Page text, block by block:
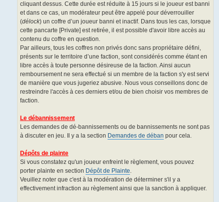
cliquant dessus. Cette durée est réduite à 15 jours si le joueur est banni
et dans ce cas, un modérateur peut être appelé pour déverrouiller
(délock) un coffre d’un joueur banni et inactif. Dans tous les cas, lorsque
cette pancarte [Private] est retirée, il est possible d'avoir libre accès au
contenu du coffre en question.
Par ailleurs, tous les coffres non privés donc sans propriétaire défini,
présents sur le territoire d’une faction, sont considérés comme étant en
libre accès à toute personne désireuse de la faction. Ainsi aucun
remboursement ne sera effectué si un membre de la faction s'y est servi
de manière que vous jugeriez abusive. Nous vous conseillons donc de
restreindre l'accès à ces derniers et/ou de bien choisir vos membres de
faction.
Le débannissement
Les demandes de dé-bannissements ou de bannissements ne sont pas
à discuter en jeu. Il y a la section Demandes de déban pour cela.
Dépôts de plainte
Si vous constatez qu'un joueur enfreint le règlement, vous pouvez
porter plainte en section Dépôt de Plainte.
Veuillez noter que c'est à la modération de déterminer s'il y a
effectivement infraction au règlement ainsi que la sanction à appliquer.